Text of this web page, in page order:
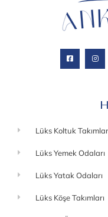
Lüks Koltuk
Lüks Yemek Odaları
Lüks Yatak Odaları
Lüks Köşe Takımları